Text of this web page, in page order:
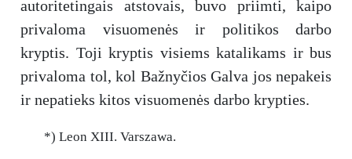
autoritetingais atstovais, buvo priimti, kaipo
privaloma visuomenės ir politikos darbo
kryptis. Toji kryptis visiems katalikams ir bus
privaloma tol, kol Bažnyčios Galva jos nepakeis
ir nepatieks kitos visuomenės darbo krypties.
*) Leon XIII. Varszawa.